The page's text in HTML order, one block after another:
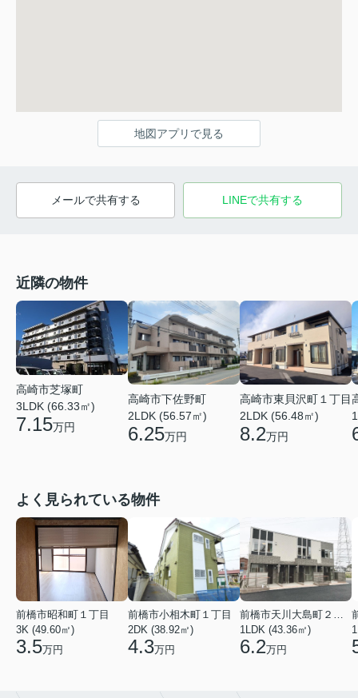
地図アプリで見る
メールで共有する LINEで共有する
近隣の物件
高崎市芝塚町
3LDK (66.33㎡)
7.15万円
高崎市下佐野町
2LDK (56.57㎡)
6.25万円
高崎市東貝沢町１丁目
2LDK (56.48㎡)
8.2万円
よく見られている物件
前橋市昭和町１丁目
3K (49.60㎡)
3.5万円
前橋市小相木町１丁目
2DK (38.92㎡)
4.3万円
前橋市天川大島町２丁目
1LDK (43.36㎡)
6.2万円